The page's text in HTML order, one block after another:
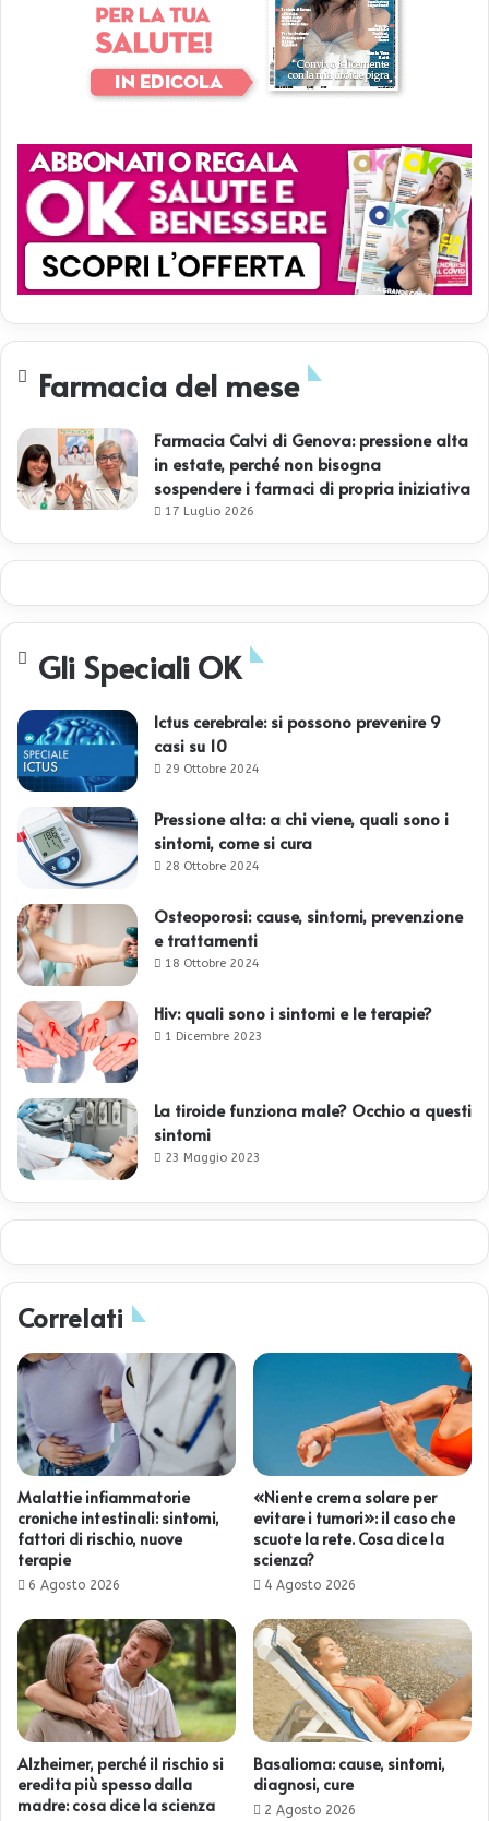
Farmacia del mese
Farmacia Calvi di Genova: pressione alta
in estate, perché non bisogna
sospendere i farmaci di propria iniziativa
17 Luglio 2026
Gli Speciali OK
Ictus cerebrale: si possono prevenire 9
casi su 10
29 Ottobre 2024
Pressione alta: a chi viene, quali sono i
sintomi, come si cura
28 Ottobre 2024
Osteoporosi: cause, sintomi, prevenzione
e trattamenti
18 Ottobre 2024
Hiv: quali sono i sintomi e le terapie?
1 Dicembre 2023
La tiroide funziona male? Occhio a questi
sintomi
23 Maggio 2023
Correlati
Malattie infiammatorie
croniche intestinali: sintomi,
fattori di rischio, nuove
terapie
6 Agosto 2026
«Niente crema solare per
evitare i tumori»: il caso che
scuote la rete. Cosa dice la
scienza?
4 Agosto 2026
Alzheimer, perché il rischio si
eredita più spesso dalla
madre: cosa dice la scienza
Basalioma: cause, sintomi,
diagnosi, cure
2 Agosto 2026